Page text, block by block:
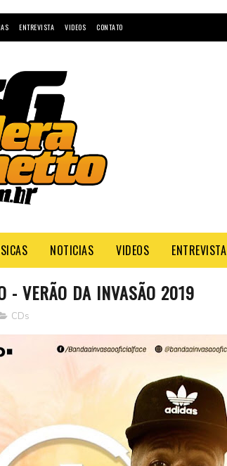
ENTREVISTA VIDEOS CONTATO
NOTICIAS VIDEOS ENTREVISTA
- VERÃO DA INVASÃO 2019
CDs